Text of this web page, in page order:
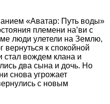
«Аватар: Путь воды»
племени на’ви с
люди улетели на Землю,
вернуться к спокойной
вождем клана и
два сына и дочь. Но
снова угрожает
с новым